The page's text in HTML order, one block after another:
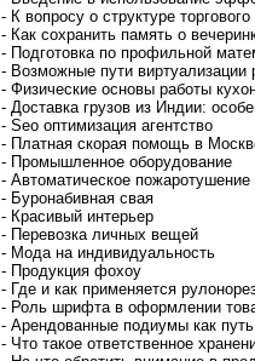
- К вопросу о структуре
- Как сохранить память о
- Подготовка по профильной
- Возможные пути виртуализации
- Физические основы работы
- Доставка грузов из Индии:
- Seo оптимизация агентство
- Платная скорая помощь в
- Промышленное оборудование
- Автоматическое пожаротушение
- Буронабивная свая
- Красивый интерьер
- Перевозка личных вещей
- Мода на индивидуальность
- Продукция фохоу
- Где и как применяется
- Роль шрифта в оформлении
- Арендованные подиумы как
- Что такое ответственное